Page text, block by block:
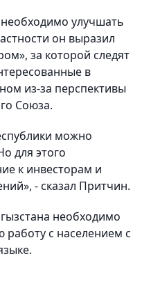
улучшать
он выразил
за которой следят
в
из-за перспективы
Союза.
можно
для этого
к инвесторам и
- сказал Притчин.
необходимо
с населением с